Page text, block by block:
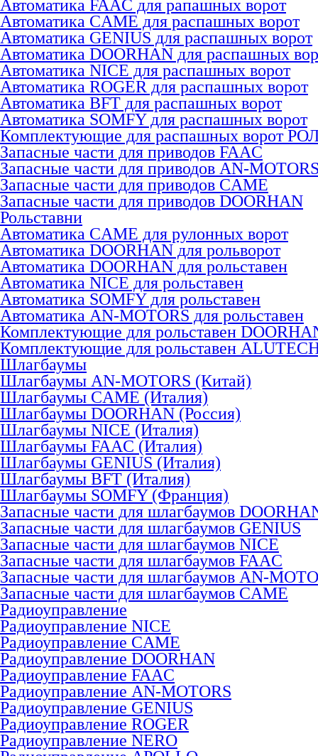
Автоматика FAAC для рапашных ворот
Автоматика CAME для раcпашных ворот
Автоматика GENIUS для раcпашных ворот
Автоматика DOORHAN для раcпашных
Автоматика NICE для раcпашных ворот
Автоматика ROGER для раcпашных ворот
Автоматика BFT для раcпашных ворот
Автоматика SOMFY для распашных ворот
Комплектующие для распашных ворот
Запасные части для приводов FAAC
Запасные части для приводов AN-
Запасные части для приводов CAME
Запасные части для приводов DOORHAN
Рольставни
Автоматика CAME для рулонных ворот
Автоматика DOORHAN для рольворот
Автоматика DOORHAN для рольставен
Автоматика NICE для рольставен
Автоматика SOMFY для рольставен
Автоматика AN-MOTORS для рольставен
Комплектующие для рольставен
Комплектующие для рольставен
Шлагбаумы
Шлагбаумы AN-MOTORS (Китай)
Шлагбаумы CAME (Италия)
Шлагбаумы DOORHAN (Россия)
Шлагбаумы NICE (Италия)
Шлагбаумы FAAC (Италия)
Шлагбаумы GENIUS (Италия)
Шлагбаумы BFT (Италия)
Шлагбаумы SOMFY (Франция)
Запасные части для шлагбаумов
Запасные части для шлагбаумов GENIUS
Запасные части для шлагбаумов NICE
Запасные части для шлагбаумов FAAC
Запасные части для шлагбаумов AN-
Запасные части для шлагбаумов CAME
Радиоуправление
Радиоуправление NICE
Радиоуправление CAME
Радиоуправление DOORHAN
Радиоуправление FAAC
Радиоуправление AN-MOTORS
Радиоуправление GENIUS
Радиоуправление ROGER
Радиоуправление NERO